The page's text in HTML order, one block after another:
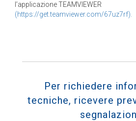
l’applicazione TEAMVIEWER
(https://get.teamviewer.com/67uz7rf).
Per richiedere
tecniche, ricevere